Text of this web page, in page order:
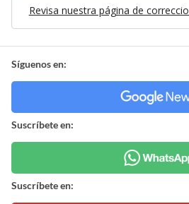
Revisa nuestra página de
Síguenos en:
Suscríbete en:
Suscríbete en: